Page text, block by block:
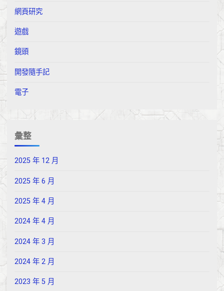
網頁研究
遊戲
鏡頭
開發隨手記
電子
彙整
2025 年 12 月
2025 年 6 月
2025 年 4 月
2024 年 4 月
2024 年 3 月
2024 年 2 月
2023 年 5 月